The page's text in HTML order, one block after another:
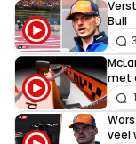
Bull
3
met
1
veel